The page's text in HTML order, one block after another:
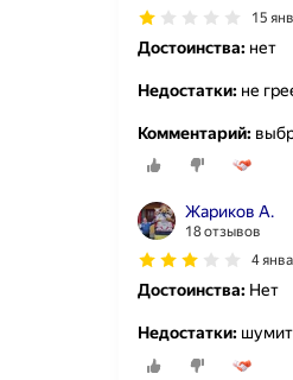
15
Достоинства: нет
Недостатки: не
Комментарий:
Жариков А.
18 отзывов
4
Достоинства: Нет
Недостатки: шумит